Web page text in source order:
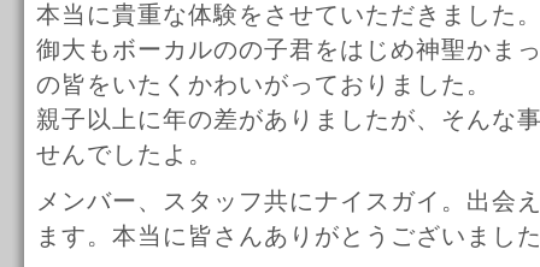
本当に貴重な体験をさせていただきました
御大もボーカルのの子君をはじめ神聖かま
の皆をいたくかわいがっておりました。
親子以上に年の差がありましたが、そんな
せんでしたよ。
メンバー、スタッフ共にナイスガイ。出会
ます。本当に皆さんありがとうございまし